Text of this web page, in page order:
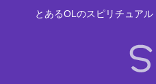
とあるOLのスピリチュア